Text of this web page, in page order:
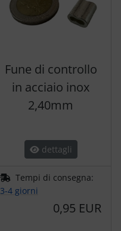
Fune di controllo
in acciaio inox
2,40mm
dettagli
Tempi di consegna:
3-4 giorni
0,95 EUR